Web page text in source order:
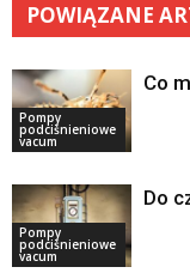
POWIĄZANE
Pompy
podciśnieniowe
vacum
Co
Pompy
podciśnieniowe
vacum
Do